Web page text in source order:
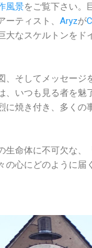
風景をご覧下さい。
ーティスト、 Aryzが
大なスケルトンをド
、そしてメッセージ
、いつも見る者を魅
に焼き付き、多くの
生命体に不可欠な、
の心にどのように届